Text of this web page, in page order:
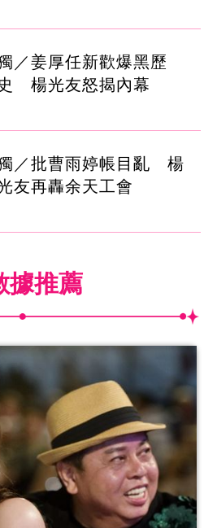
／姜厚任新歡爆黑歷
楊光友怒揭內幕
／批曹雨婷帳目亂 楊
友再轟余天工會
據推薦